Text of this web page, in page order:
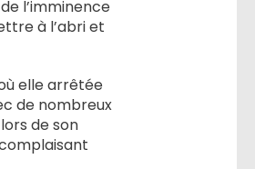
l’imminence
à l’abri et
elle arrêtée
de nombreux
de son